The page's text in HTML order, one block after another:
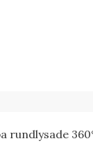
rundlysade